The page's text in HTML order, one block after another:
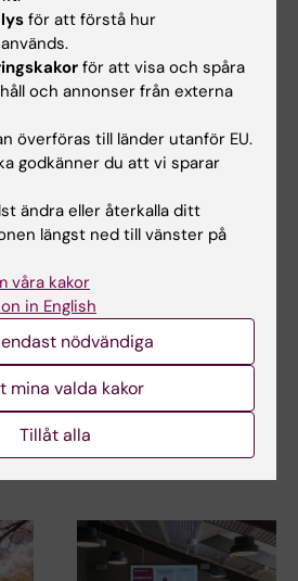
om
7 jul 2026
utsedd till FENS-Kavli
Scholar 2026
Juan Pablo Lopez, biträdande
professor vid Institutionen för…
för att förstå hur
för att visa och spåra
och annonser från externa
överföras till länder utanför EU.
godkänner du att vi sparar
ändra eller återkalla ditt
längst ned till vänster på
våra kakor
in English
nödvändiga
mina valda kakor
Tillåt alla